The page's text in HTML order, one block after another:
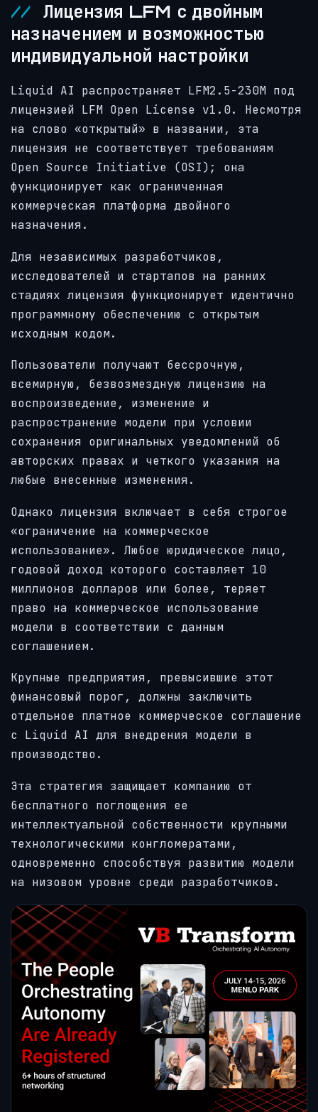
Лицензия LFM с двойным
назначением и возможностью
индивидуальной настройки
Liquid AI распространяет LFM2.5-230M под
лицензией LFM Open License v1.0. Несмотря
на слово «открытый» в названии, эта
лицензия не соответствует требованиям
Open Source Initiative (OSI); она
функционирует как ограниченная
коммерческая платформа двойного
назначения.
Для независимых разработчиков,
исследователей и стартапов на ранних
стадиях лицензия функционирует идентично
программному обеспечению с открытым
исходным кодом.
Пользователи получают бессрочную,
всемирную, безвозмездную лицензию на
воспроизведение, изменение и
распространение модели при условии
сохранения оригинальных уведомлений об
авторских правах и четкого указания на
любые внесенные изменения.
Однако лицензия включает в себя строгое
«ограничение на коммерческое
использование». Любое юридическое лицо,
годовой доход которого составляет 10
миллионов долларов или более, теряет
право на коммерческое использование
модели в соответствии с данным
соглашением.
Крупные предприятия, превысившие этот
финансовый порог, должны заключить
отдельное платное коммерческое соглашение
с Liquid AI для внедрения модели в
производство.
Эта стратегия защищает компанию от
бесплатного поглощения ее
интеллектуальной собственности крупными
технологическими конгломератами,
одновременно способствуя развитию модели
на низовом уровне среди разработчиков.